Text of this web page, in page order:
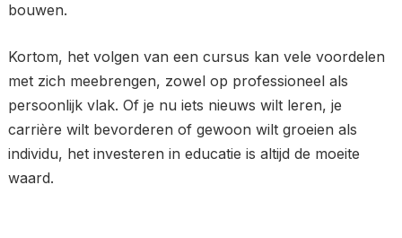
bouwen.
Kortom, het volgen van een cursus kan vele voordelen
met zich meebrengen, zowel op professioneel als
persoonlijk vlak. Of je nu iets nieuws wilt leren, je
carrière wilt bevorderen of gewoon wilt groeien als
individu, het investeren in educatie is altijd de moeite
waard.